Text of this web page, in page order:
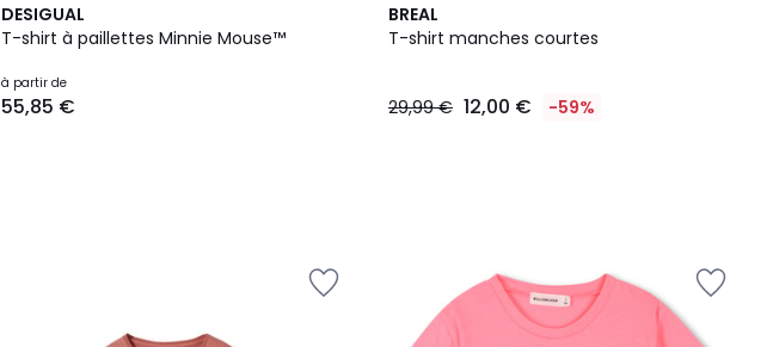
DESIGUAL
T-shirt à paillettes Minnie Mouse™
à partir de
55,85 €
BREAL
T-shirt manches courtes
29,99 € 12,00 € -59%